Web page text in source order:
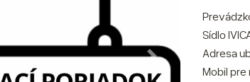
Sídlo
Adresa
Mobil